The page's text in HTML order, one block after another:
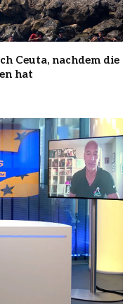
Ceuta, nachdem die
hat